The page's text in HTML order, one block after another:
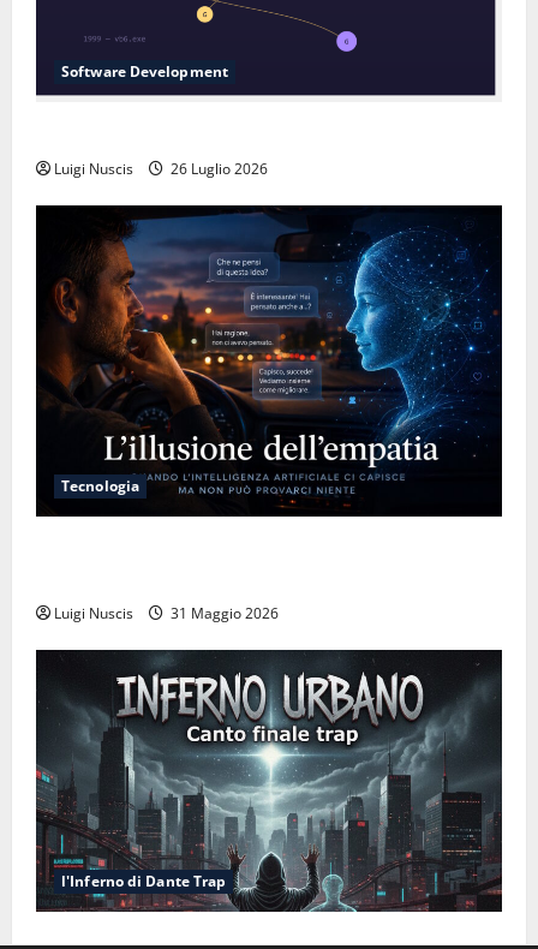
Software Development
Luigi Nuscis 26 Luglio 2026
Tecnologia
Luigi Nuscis 31 Maggio 2026
l'Inferno di Dante Trap